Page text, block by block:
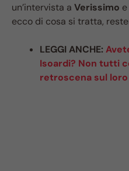
un’intervista a Verissimo
ecco di cosa si tratta,
LEGGI ANCHE:
Isoardi? Non tutti
retroscena sul